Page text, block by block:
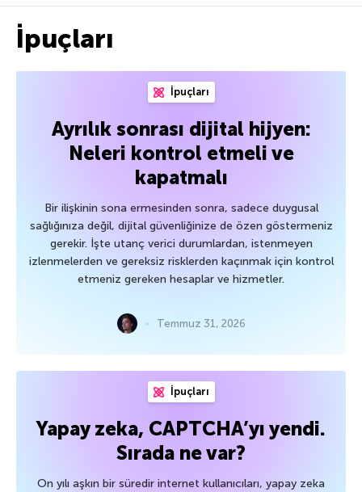
İpuçları
İpuçları
Ayrılık sonrası dijital hijyen:
Neleri kontrol etmeli ve
kapatmalı
Bir ilişkinin sona ermesinden sonra, sadece duygusal
sağlığınıza değil, dijital güvenliğinize de özen göstermeniz
gerekir. İşte utanç verici durumlardan, istenmeyen
izlenmelerden ve gereksiz risklerden kaçınmak için kontrol
etmeniz gereken hesaplar ve hizmetler.
Temmuz 31, 2026
İpuçları
Yapay zeka, CAPTCHA’yı yendi.
Sırada ne var?
On yılı aşkın bir süredir internet kullanıcıları, yapay zeka